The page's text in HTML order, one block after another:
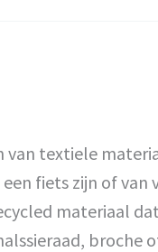
van textiele
fiets zijn of van
materiaal
broche